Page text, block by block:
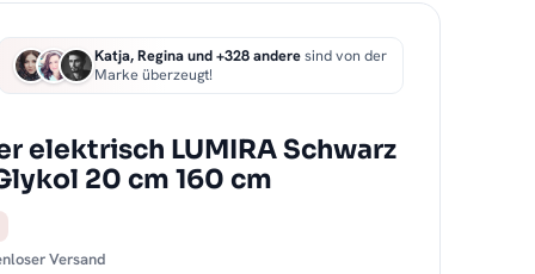
Katja, Regina und +328 anderesind von der
Marke überzeugt!
elektrisch LUMIRA Schwarz
20 cm 160 cm
Versand